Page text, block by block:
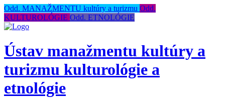
Odd. MANAŽMENTU kultúry a turizmu Odd.
KULTUROLÓGIE Odd. ETNOLÓGIE
Ústav manažmentu kultúry a
turizmu kulturológie a
etnológie